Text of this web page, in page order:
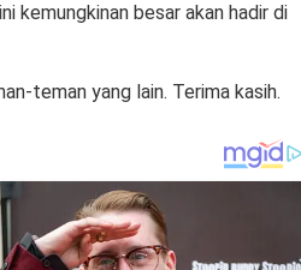
kemungkinan besar akan hadir di
teman yang lain. Terima kasih.